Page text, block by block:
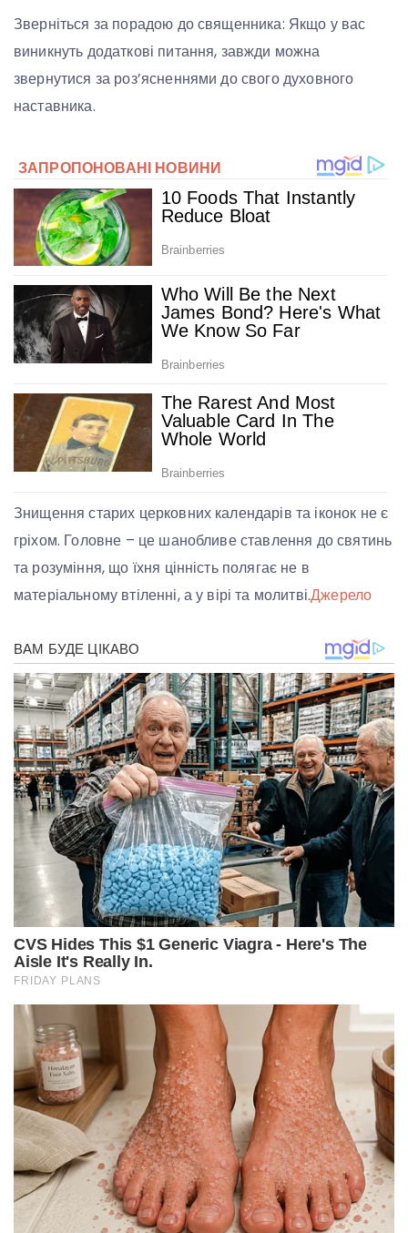
Зверніться за порадою до священника: Якщо у вас
виникнуть додаткові питання, завжди можна
звернутися за роз’ясненнями до свого духовного
наставника.
Знищення старих церковних календарів та іконок не є
гріхом. Головне – це шанобливе ставлення до святинь
та розуміння, що їхня цінність полягає не в
матеріальному втіленні, а у вірі та молитві.Джерело